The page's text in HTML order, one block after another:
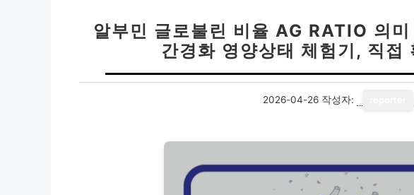
알부민 글로불린 비율 AG RATIO 의
간경화 영양상태 체험기, 직접
2026-04-26 작성자: